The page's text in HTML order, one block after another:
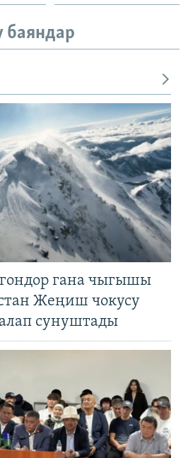
баяндар
гана чыгышы
Жеңиш чокусу
сунуштады